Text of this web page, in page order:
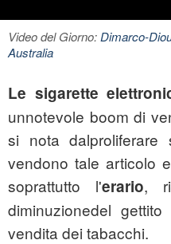
Video del Giorno: Dimarco-
Australia
Le sigarette
unnotevole boom di
si nota
vendono tale articolo
soprattutto l'erario,
diminuzionedel
vendita dei tabacchi.